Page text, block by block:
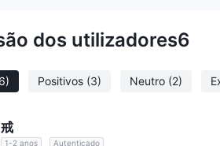
ganhos e perdas, ela pode
começando no mundo do comércio, é
de negociação.
dos utilizadores6
Positivos (3) Neutro (2)
戒
1-2 anos Autenticado